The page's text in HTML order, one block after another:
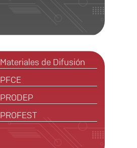
Materiales de Difusión
PFCE
PRODEP
PROFEST